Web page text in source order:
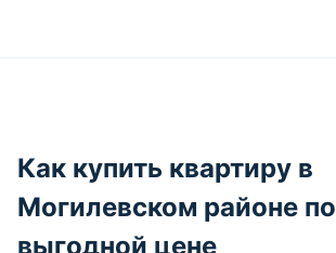
Как купить квартиру в
Могилевском районе по
выгодной цене